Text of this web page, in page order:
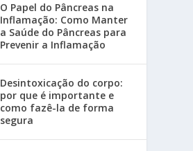
O Papel do Pâncreas na
Inflamação: Como Manter
a Saúde do Pâncreas para
Prevenir a Inflamação
Desintoxicação do corpo:
por que é importante e
como fazê-la de forma
segura